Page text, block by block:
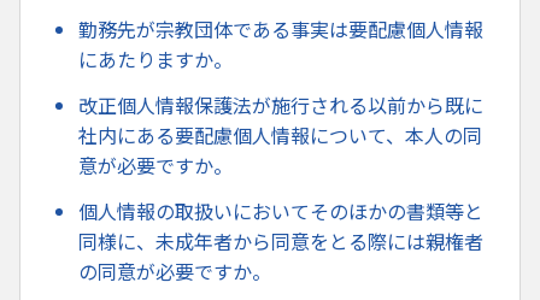
勤務先が宗教団体である事実は要配慮個人情報
にあたりますか。
改正個人情報保護法が施行される以前から既に
社内にある要配慮個人情報について、本人の同
意が必要ですか。
個人情報の取扱いにおいてそのほかの書類等と
同様に、未成年者から同意をとる際には親権者
の同意が必要ですか。